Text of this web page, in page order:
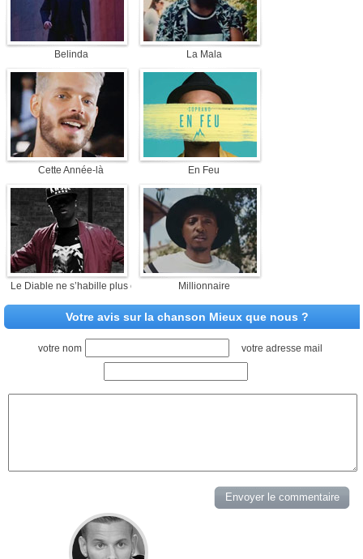
Belinda La Mala
Cette Année-là En Feu
Le Diable ne s’habille plus en Pra... Millionnaire
Votre avis sur la chanson Mieux que nous ?
votre nom votre adresse mail